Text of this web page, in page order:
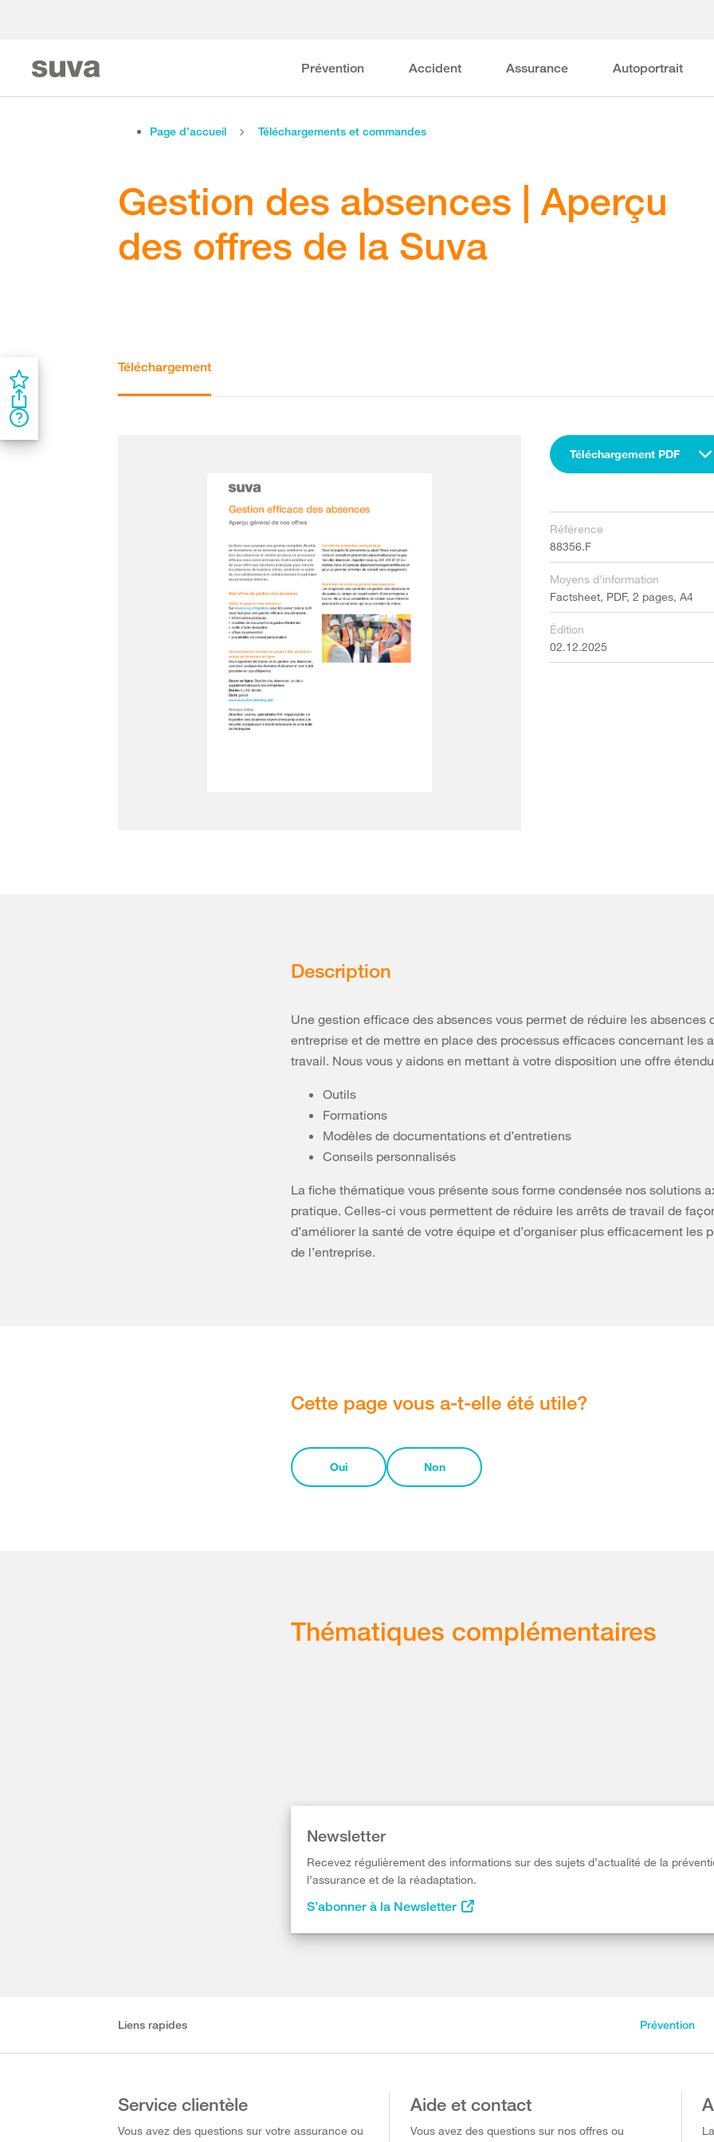
Prévention Accident Assurance Autoportrait
Page d’accueil Téléchargements et commandes
Gestion des absences | Aperçu
des offres de la Suva
Téléchargement
Téléchargement PDF
Référence
88356.F
Moyens d'information
Factsheet, PDF, 2 pages, A4
Édition
02.12.2025
Description
Une gestion efficace des absences vous permet de réduire les absences
entreprise et de mettre en place des processus efficaces concernant les
travail. Nous vous y aidons en mettant à votre disposition une offre
Outils
Formations
Modèles de documentations et d’entretiens
Conseils personnalisés
La fiche thématique vous présente sous forme condensée nos solutions
pratique. Celles-ci vous permettent de réduire les arrêts de travail de
d’améliorer la santé de votre équipe et d’organiser plus efficacement les
de l’entreprise.
Cette page vous a-t-elle été utile?
Oui Non
Thématiques complémentaires
Newsletter
Recevez régulièrement des informations sur des sujets d’actualité de la
l’assurance et de la réadaptation.
S’abonner à la Newsletter
Liens rapides Prévention
Service clientèle
Vous avez des questions sur votre assurance ou
Aide et contact
Vous avez des questions sur nos offres ou